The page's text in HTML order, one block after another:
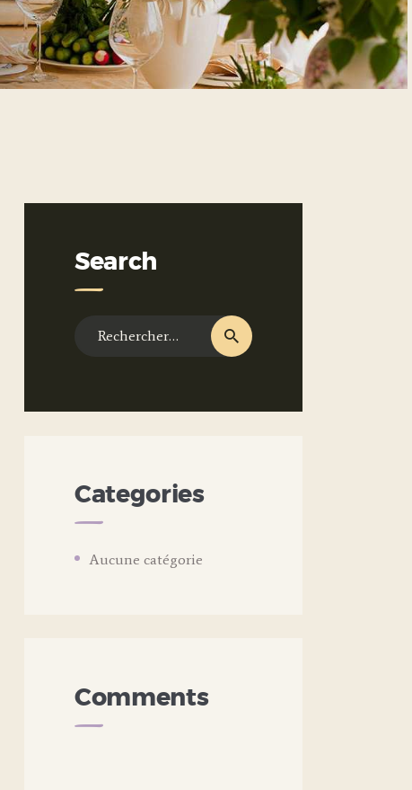
Search
Categories
Aucune catégorie
Comments